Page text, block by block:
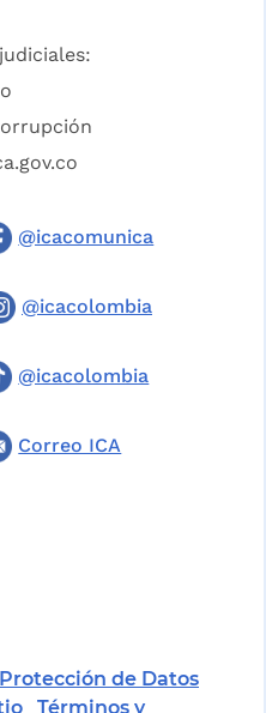
@icacomunica
@icacolombia
@icacolombia
Correo ICA
de Datos
Términos y